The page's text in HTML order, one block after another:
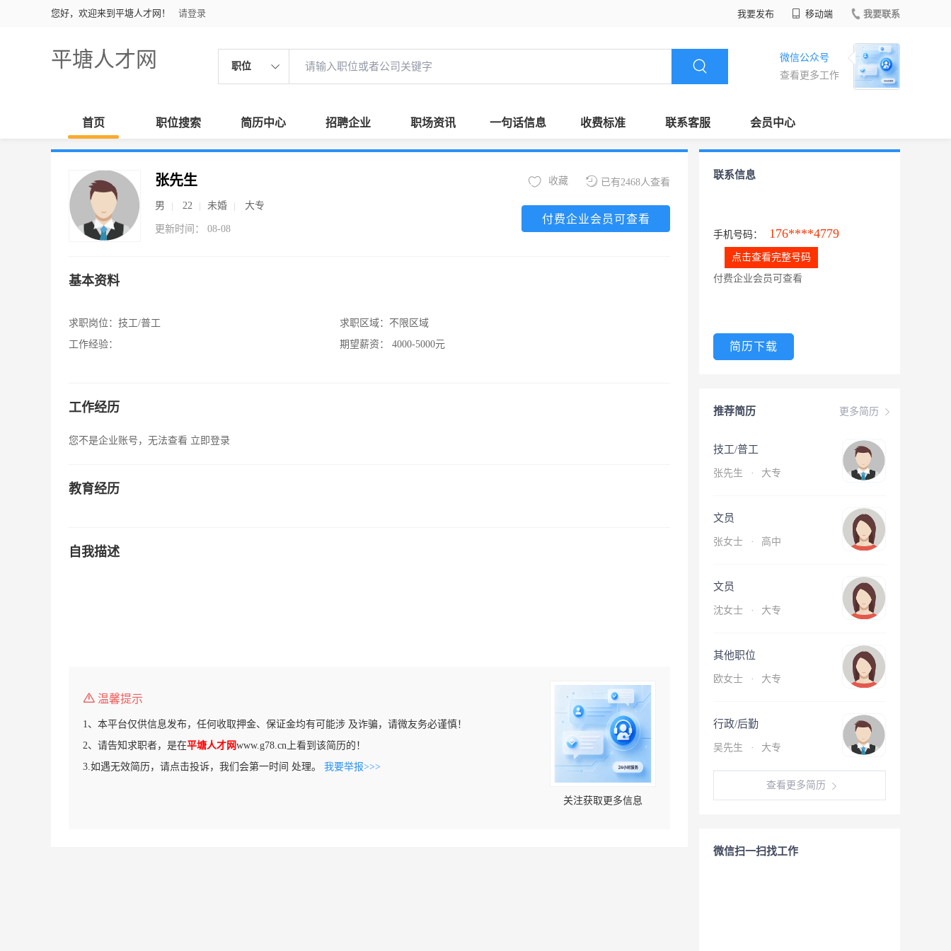
您好，欢迎来到平塘人才网！ 请登录 我要发布 移动端 我要联系
平塘人才网 职位
微信公众号
查看更多工作
首页 职位搜索 简历中心 招聘企业 职场资讯 一句话信息 收费标准 联系客服 会员中心
张先生
男 22 未婚 大专
更新时间： 08-08
已有2468人查看
收藏
付费企业会员可查看
基本资料
求职岗位： 技工/普工
工作经验：
求职区域： 不限区域
期望薪资：
4000-5000元
工作经历
您不是企业账号，无法查看 立即登录
教育经历
自我描述
温馨提示
1、本平台仅供信息发布，任何收取押金、保证金均有可能涉 及诈骗，请微友务必谨慎！
2、请告知求职者，是在平塘人才网www.g78.cn上看到该简历的！
3.如遇无效简历，请点击投诉，我们会第一时间 处理。 我要举报>>>
关注获取更多信息
联系信息
手机号码： 176****4779
点击查看完整号码
付费企业会员可查看
简历下载
更多简历
推荐简历
技工/普工
张先生 · 大专
文员
张女士 · 高中
文员
沈女士 · 大专
其他职位
欧女士 · 大专
行政/后勤
吴先生 · 大专
查看更多简历
微信扫一扫找工作